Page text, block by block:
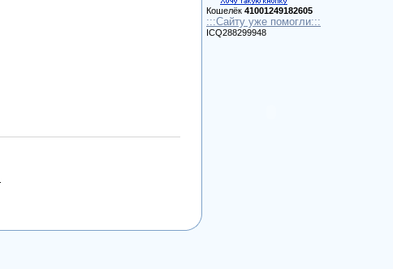
Кошелёк 41001249182605
:::Сайту уже помогли:::
ICQ288299948